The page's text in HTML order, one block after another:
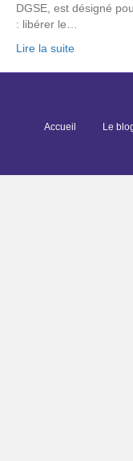
DGSE, est désigné
: libérer le…
Lire la suite
Accueil Le